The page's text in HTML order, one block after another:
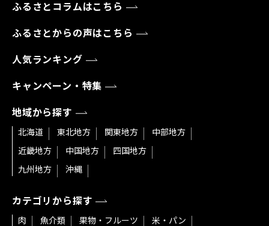
ふるさとコラムはこちら
ふるさとからの声はこちら
人気ランキング
キャンペーン・特集
地域から探す
北海道 東北地方 関東地方
中部地方
近畿地方
中国地方
四国地方
九州地方
沖縄
カテゴリから探す
肉 魚介類 果物・フルーツ
米・パン